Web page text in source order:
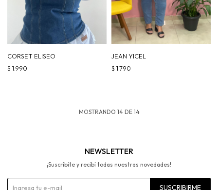
CORSET ELISEO
$ 1.990
JEAN YICEL
$ 1.790
MOSTRANDO 14DE 14
NEWSLETTER
¡Suscribite y recibí todas nuestras novedades!
SUSCRIBIRME